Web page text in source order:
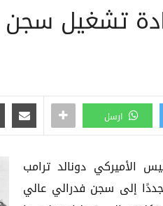
صلاح يتربع على عرش رواتب الدوري
إصابة مدنيين اثنين جراء قصف حوثي
ارسل
الأميركي دونالد ترامب
إلى سجن فدرالي عالي